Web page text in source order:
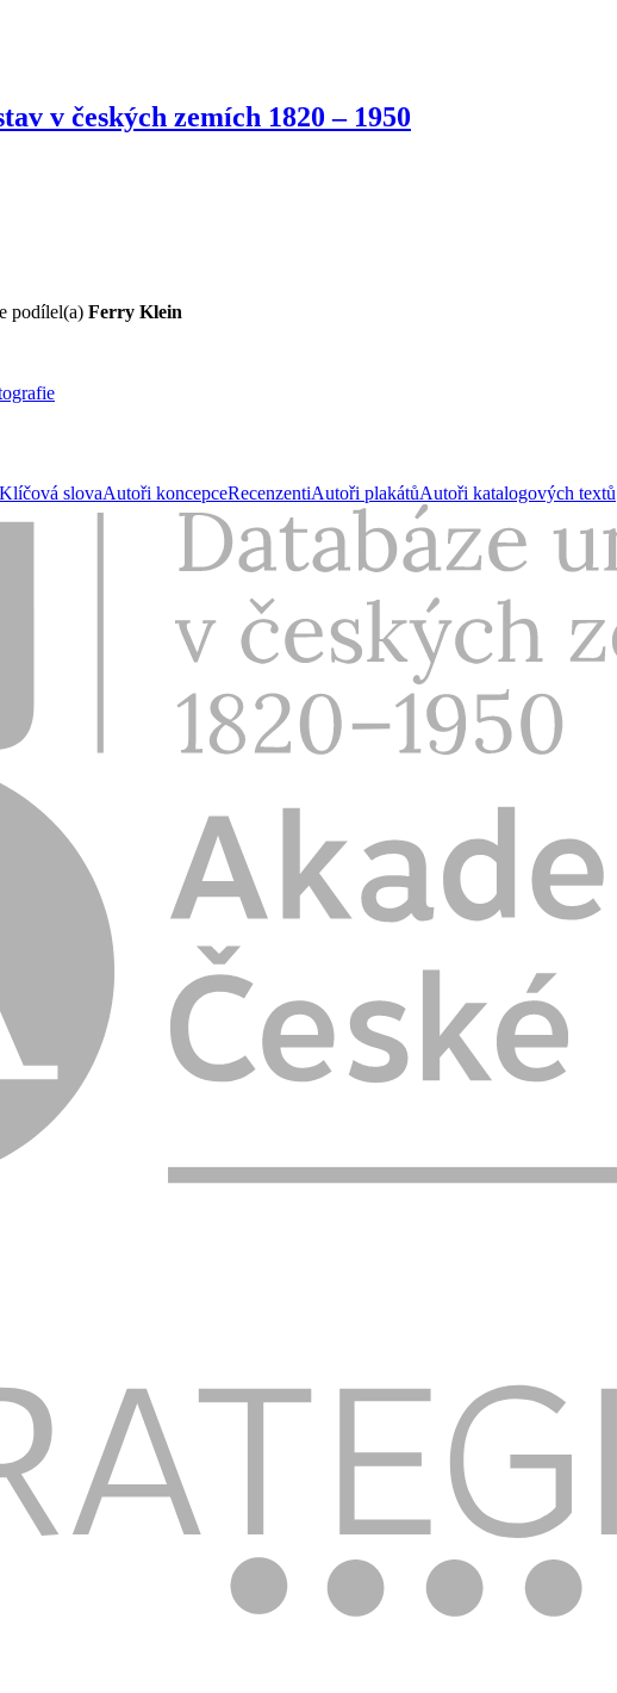
v českých zemích 1820 – 1950
podílel(a) Ferry Klein
Klíčová slovaAutoři koncepceRecenzentiAutoři plakátůAutoři katalogových textů